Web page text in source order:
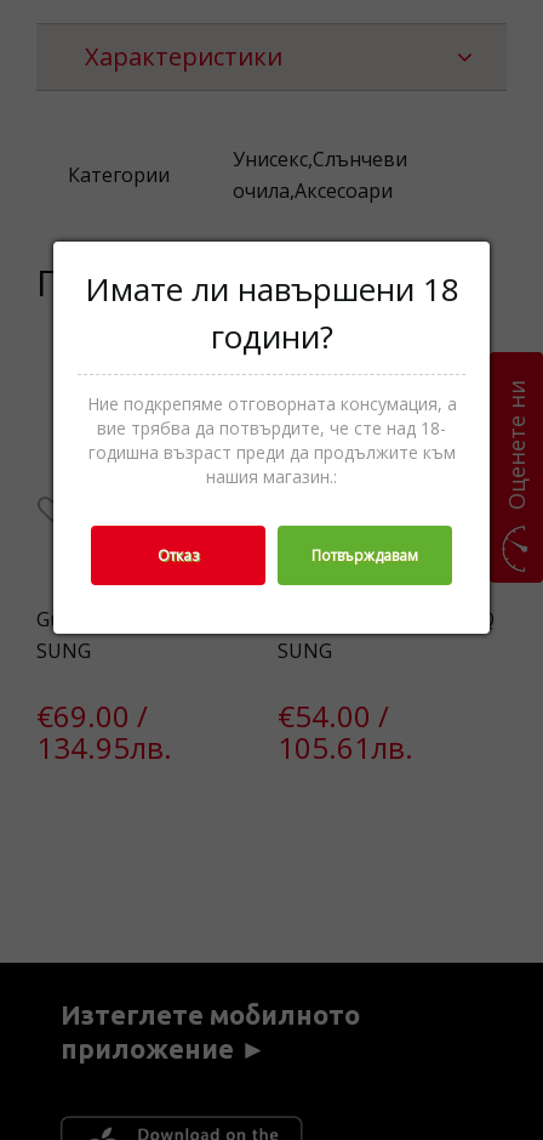
Характеристики
Категории
Унисекс,Слънчеви
очила,Аксесоари
Подобни продукти
Guess GU74695657F
SUNG
€69.00 /
134.95лв.
Polaroid 20671735J51JQ
SUNG
€54.00 /
105.61лв.
Изтеглете мобилното
приложение ►
Оценете ни
Имате ли навършени 18
години?
Ние подкрепяме отговорната консумация, а
вие трябва да потвърдите, че сте над 18-
годишна възраст преди да продължите към
нашия магазин.:
Отказ Потвърждавам